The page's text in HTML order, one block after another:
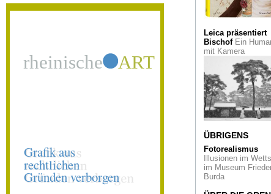
Der Künstler, der
ein Diplomat war.
Paul Rubens im
Heydt-Museum
Null. ZERO - Vom
Anfang und vom
Werden der ZERO-
Bewegung, die
konsequent die
Erneuerung der
forderte
Vibrierende Bilder
Lärmende
Eine Hommage an
Wember in Haus
Zielort frommer
Leica präsentiert
BischofEin
mit Kamera
ÜBRIGENS
Fotorealismus
Illusionen im
im Museum
Burda